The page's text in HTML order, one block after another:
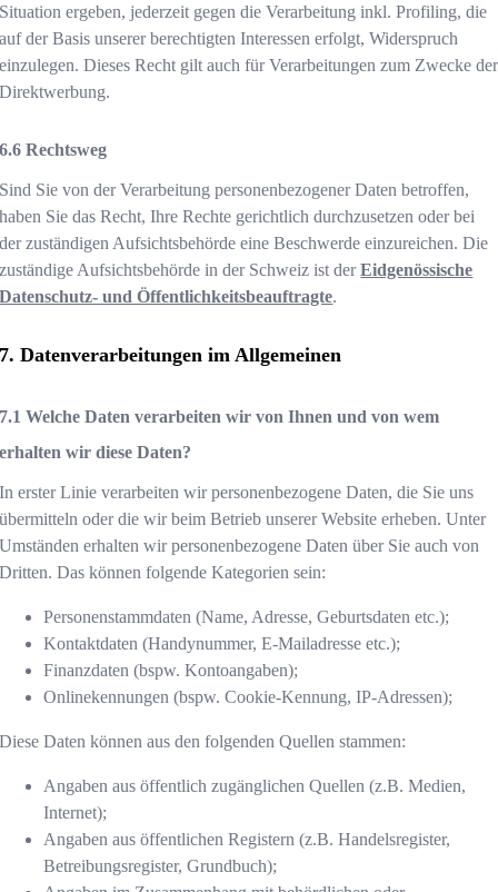
Situation ergeben, jederzeit gegen die Verarbeitung inkl. Profiling, die
auf der Basis unserer berechtigten Interessen erfolgt, Widerspruch
einzulegen. Dieses Recht gilt auch für Verarbeitungen zum Zwecke der
Direktwerbung.
Rechtsweg
Sind Sie von der Verarbeitung personenbezogener Daten betroffen,
haben Sie das Recht, Ihre Rechte gerichtlich durchzusetzen oder bei
der zuständigen Aufsichtsbehörde eine Beschwerde einzureichen. Die
zuständige Aufsichtsbehörde in der Schweiz ist derEidgenössische
Datenschutz- und Öffentlichkeitsbeauftragte.
Datenverarbeitungen im Allgemeinen
Welche Daten verarbeiten wir von Ihnen und von wem
erhalten wir diese Daten?
In erster Linie verarbeiten wir personenbezogene Daten, die Sie uns
übermitteln oder die wir beim Betrieb unserer Website erheben. Unter
Umständen erhalten wir personenbezogene Daten über Sie auch von
Dritten. Das können folgende Kategorien sein:
Personenstammdaten (Name, Adresse, Geburtsdaten etc.);
Kontaktdaten (Handynummer, E-Mailadresse etc.);
Finanzdaten (bspw. Kontoangaben);
Onlinekennungen (bspw. Cookie-Kennung, IP-Adressen);
Diese Daten können aus den folgenden Quellen stammen:
Angaben aus öffentlich zugänglichen Quellen (z.B. Medien,
Internet);
Angaben aus öffentlichen Registern (z.B. Handelsregister,
Betreibungsregister, Grundbuch);